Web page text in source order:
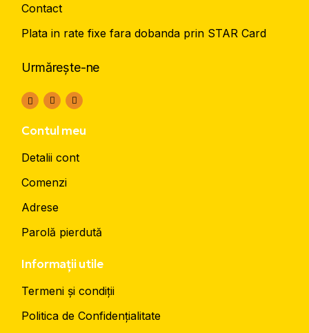
Contact
Plata in rate fixe fara dobanda prin STAR Card
Urmărește-ne
Contul meu
Detalii cont
Comenzi
Adrese
Parolă pierdută
Informații utile
Termeni și condiții
Politica de Confidențialitate